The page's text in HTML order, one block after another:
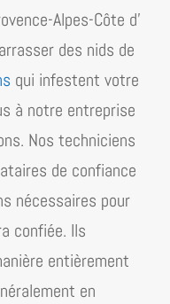
Alpes-Côte d’​
des nids de
qui infestent votre
à notre entreprise
Nos techniciens
de confiance
nécessaires pour
confiée. Ils
entièrement
en